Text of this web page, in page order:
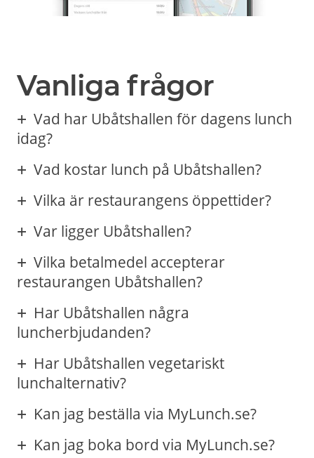
Vanliga frågor
Vad har Ubåtshallen för dagens lunch
idag?
Vad kostar lunch på Ubåtshallen?
Vilka är restaurangens öppettider?
Var ligger Ubåtshallen?
Vilka betalmedel accepterar
restaurangen Ubåtshallen?
Har Ubåtshallen några
luncherbjudanden?
Har Ubåtshallen vegetariskt
lunchalternativ?
Kan jag beställa via MyLunch.se?
Kan jag boka bord via MyLunch.se?